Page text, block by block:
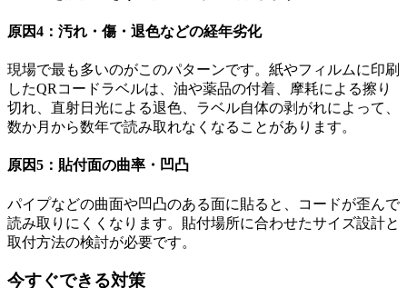
原因4：汚れ・傷・退色などの経年劣化
現場で最も多いのがこのパターンです。紙やフィルムに印刷
したQRコードラベルは、油や薬品の付着、摩耗による擦り
切れ、直射日光による退色、ラベル自体の剥がれによって、
数か月から数年で読み取れなくなることがあります。
原因5：貼付面の曲率・凹凸
パイプなどの曲面や凹凸のある面に貼ると、コードが歪んで
読み取りにくくなります。貼付場所に合わせたサイズ設計と
取付方法の検討が必要です。
今すぐできる対策